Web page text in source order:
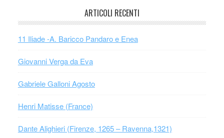
ARTICOLI RECENTI
11 Iliade -A. Baricco Pandaro e Enea
Giovanni Verga da Eva
Gabriele Galloni Agosto
Henri Matisse (France)
Dante Alighieri (Firenze, 1265 – Ravenna,1321)